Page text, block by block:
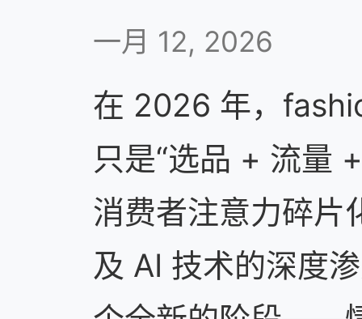
一月 12, 2026
在 2026 年，
只是“选品 + 流量
消费者注意力碎片
及 AI 技术的深度